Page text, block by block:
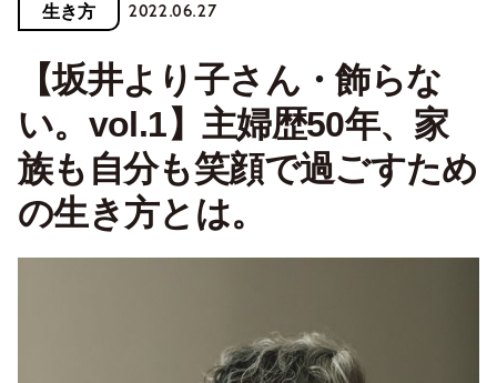
生き方 2022.06.27
【坂井より子さん・飾らな
い。vol.1】主婦歴50年、家
族も自分も笑顔で過ごすため
の生き方とは。